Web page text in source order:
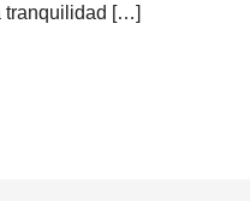
tranquilidad […]